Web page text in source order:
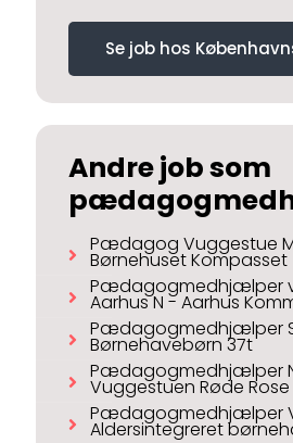
Se job hos
Andre job som
Pædagog Vuggestue
Børnehuset Kompasset
Pædagogmedhjælper
Aarhus N - Aarhus
Pædagogmedhjælper
Børnehavebørn 37t
Pædagogmedhjælper
Vuggestuen Røde Rose
Pædagogmedhjælper
Aldersintegreret